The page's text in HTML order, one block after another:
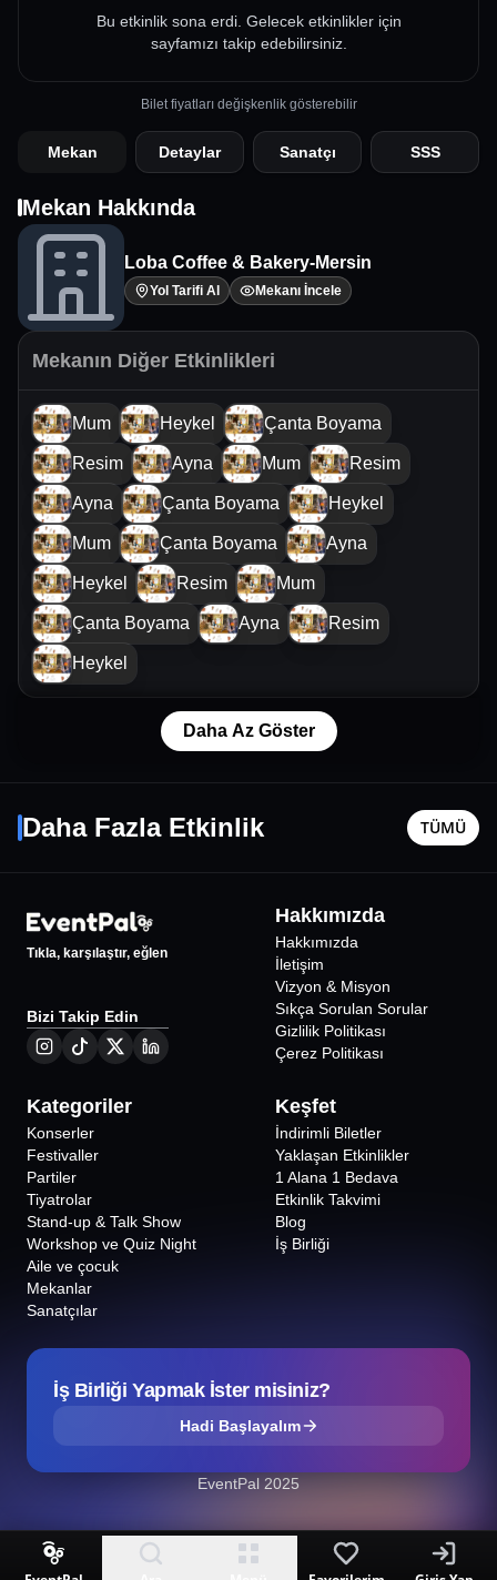
Bu etkinlik sona erdi. Gelecek etkinlikler için
sayfamızı takip edebilirsiniz.
Bilet fiyatları değişkenlik gösterebilir
Mekan Detaylar Sanatçı SSS
Mekan Hakkında
Loba Coffee & Bakery-Mersin
Yol Tarifi Al Mekanı İncele
Mekanın Diğer Etkinlikleri
Mum Heykel Çanta Boyama
Resim Ayna Mum Resim
Ayna Çanta Boyama Heykel
Mum Çanta Boyama Ayna
Heykel Resim Mum
Çanta Boyama Ayna Resim
Heykel
Daha Az Göster
Daha Fazla Etkinlik TÜMÜ
Mersin•
Mersin Yenişehir Belediyesi Atatürk Kültür
13
Mersin
•
Barış
Tıkla, karşılaştır, eğlen
Bizi Takip Edin
Hakkımızda
Hakkımızda
İletişim
Vizyon & Misyon
Sıkça Sorulan Sorular
Gizlilik Politikası
Çerez Politikası
Kategoriler
Konserler
Festivaller
Partiler
Tiyatrolar
Stand-up & Talk Show
Workshop ve Quiz Night
Aile ve çocuk
Mekanlar
Sanatçılar
Keşfet
İndirimli Biletler
Yaklaşan Etkinlikler
1 Alana 1 Bedava
Etkinlik Takvimi
Blog
İş Birliği
İş Birliği Yapmak İster misiniz?
Hadi Başlayalım
EventPal 2025